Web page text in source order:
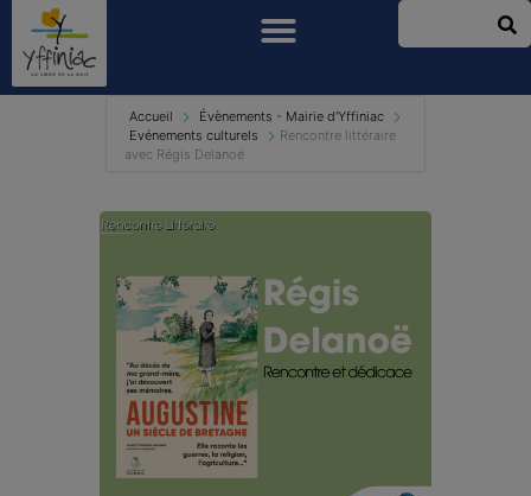
Accueil
Évènements - Mairie d'Yffiniac
Evénements culturels
Rencontre littéraire
avec Régis Delanoë